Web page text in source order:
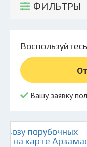
Личный кабинет
ФИЛЬТРЫ
Вашу заявку
порубочных
на карте